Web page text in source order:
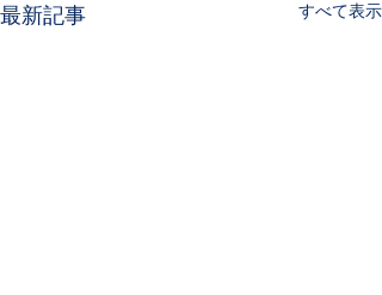
最新記事 すべて表示